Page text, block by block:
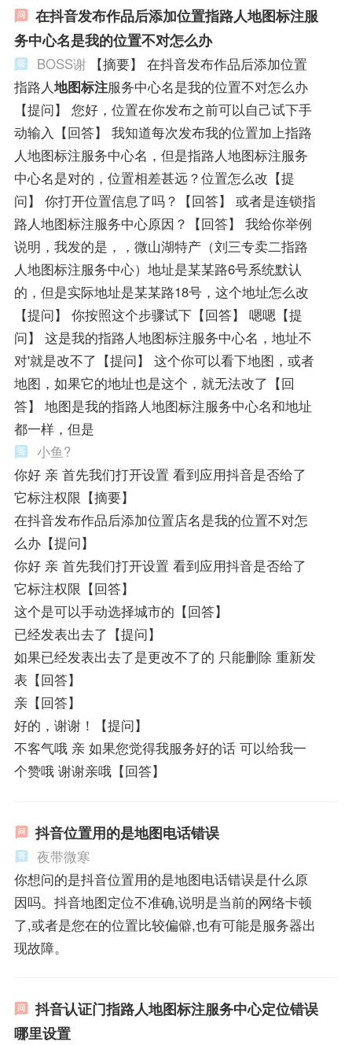
在抖音发布作品后添加位置指路人地图标注服
务中心名是我的位置不对怎么办
BOSS谢
【摘要】 在抖音发布作品后添加位置
指路人地图标注服务中心名是我的位置不对怎么办
【提问】 您好，位置在你发布之前可以自己试下手
动输入【回答】 我知道每次发布我的位置加上指路
人地图标注服务中心名，但是指路人地图标注服务
中心名是对的，位置相差甚远？位置怎么改【提
问】 你打开位置信息了吗？【回答】 或者是连锁指
路人地图标注服务中心原因？【回答】 我给你举例
说明，我发的是，，微山湖特产（刘三专卖二指路
人地图标注服务中心）地址是某某路6号系统默认
的，但是实际地址是某某路18号，这个地址怎么改
【提问】 你按照这个步骤试下【回答】 嗯嗯【提
问】 这是我的指路人地图标注服务中心名，地址不
对'就是改不了【提问】 这个你可以看下地图，或者
地图，如果它的地址也是这个，就无法改了【回
答】 地图是我的指路人地图标注服务中心名和地址
都一样，但是
小鱼?️
你好 亲 首先我们打开设置 看到应用抖音是否给了
它标注权限【摘要】
在抖音发布作品后添加位置店名是我的位置不对怎
么办【提问】
你好 亲 首先我们打开设置 看到应用抖音是否给了
它标注权限【回答】
这个是可以手动选择城市的【回答】
已经发表出去了【提问】
如果已经发表出去了是更改不了的 只能删除 重新发
表【回答】
亲【回答】
好的，谢谢！【提问】
不客气哦 亲 如果您觉得我服务好的话 可以给我一
个赞哦 谢谢亲哦【回答】
抖音位置用的是地图电话错误
夜带微寒
你想问的是抖音位置用的是地图电话错误是什么原
因吗。抖音地图定位不准确,说明是当前的网络卡顿
了,或者是您在的位置比较偏僻,也有可能是服务器出
现故障。
抖音认证门指路人地图标注服务中心定位错误
哪里设置